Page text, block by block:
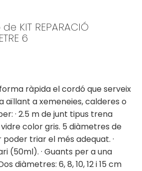
KIT REPARACIÓ
6
ràpida el cordó que serveix
aïllant a xemeneies, calderes o
· 2.5 m de junt tipus trena
color gris. 5 diàmetres de
triar el més adequat. ·
(50ml). · Guants per a una
diàmetres: 6, 8, 10, 12 i 15 cm